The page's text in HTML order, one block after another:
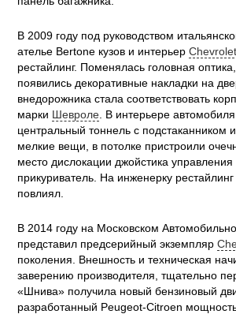
В 2009 году под руководством
ателье Bertone кузов и интерьер
рестайлинг. Поменялась головная
появились декоративные накладки на
внедорожника стала соответствовать
марки Шевроле . В интерьере
центральный тоннель с подстаканником
мелкие вещи, в потолке пристроили
место дислокации джойстика
прикуриватель. На инженерку
повлиял.
В 2014 году на Московском
представил предсерийный экземпляр
поколения. Внешность и техническая
заверению производителя, тщательно
«Шнива» получила новый бензиновый
разработанный Peugeot-Citroen